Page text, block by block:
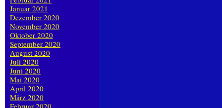
Januar 2021
Dezember 2020
November 2020
Oktober 2020
September 2020
August 2020
Juli 2020
Juni 2020
Mai 2020
April 2020
März 2020
Februar 2020